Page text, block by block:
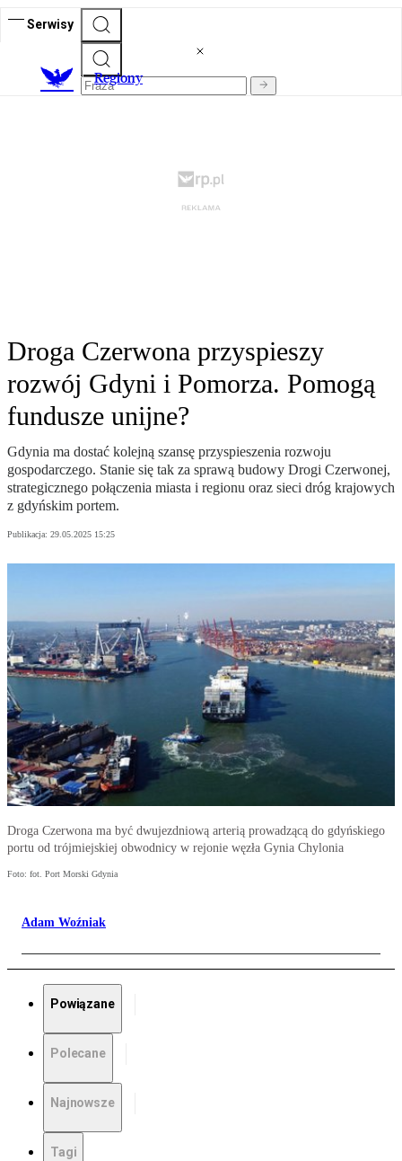
Serwisy
Regiony
Droga Czerwona przyspieszy
rozwój Gdyni i Pomorza. Pomogą
fundusze unijne?
Gdynia ma dostać kolejną szansę przyspieszenia rozwoju
gospodarczego. Stanie się tak za sprawą budowy Drogi Czerwonej,
strategicznego połączenia miasta i regionu oraz sieci dróg krajowych
z gdyńskim portem.
Publikacja: 29.05.2025 15:25
Droga Czerwona ma być dwujezdniową arterią prowadzącą do gdyńskiego
portu od trójmiejskiej obwodnicy w rejonie węzła Gynia Chylonia
Foto: fot. Port Morski Gdynia
Adam Woźniak
Powiązane
Polecane
Najnowsze
Tagi